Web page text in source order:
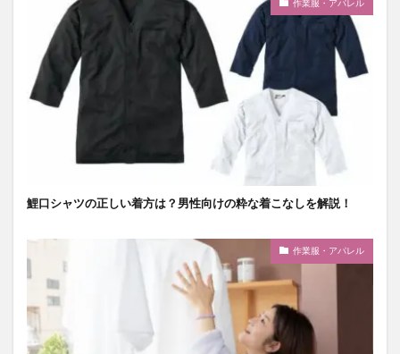
作業服・アパレル
鯉口シャツの正しい着方は？男性向けの粋な着こなしを解説！
作業服・アパレル